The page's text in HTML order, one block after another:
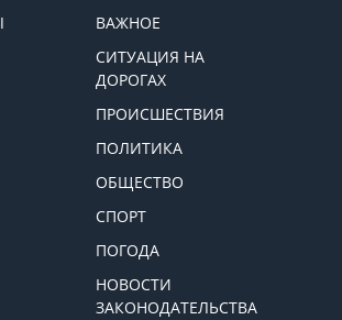
ВАЖНОЕ
СИТУАЦИЯ НА
ДОРОГАХ
ПРОИСШЕСТВИЯ
ПОЛИТИКА
ОБЩЕСТВО
СПОРТ
ПОГОДА
НОВОСТИ
ЗАКОНОДАТЕЛЬСТВА